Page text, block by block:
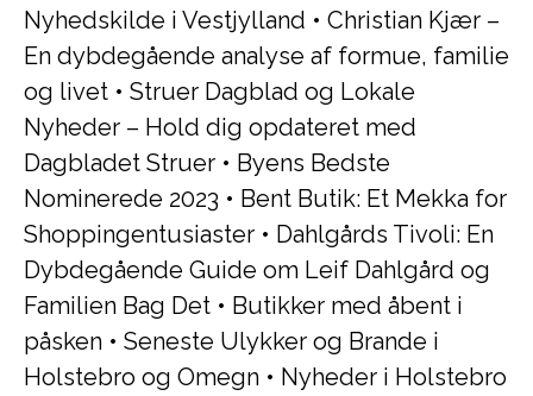
Nyhedskilde i Vestjylland • Christian Kjær –
En dybdegående analyse af formue, familie
og livet • Struer Dagblad og Lokale
Nyheder – Hold dig opdateret med
Dagbladet Struer • Byens Bedste
Nominerede 2023 • Bent Butik: Et Mekka for
Shoppingentusiaster • Dahlgårds Tivoli: En
Dybdegående Guide om Leif Dahlgård og
Familien Bag Det • Butikker med åbent i
påsken • Seneste Ulykker og Brande i
Holstebro og Omegn • Nyheder i Holstebro